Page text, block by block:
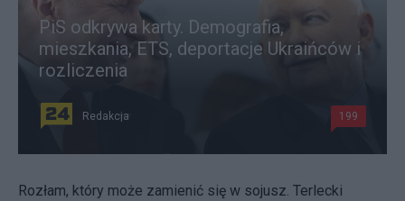
PiS odkrywa karty. Demografia,
mieszkania, ETS, deportacje Ukraińców i
rozliczenia
Redakcja 199
Rozłam, który może zamienić się w sojusz. Terlecki